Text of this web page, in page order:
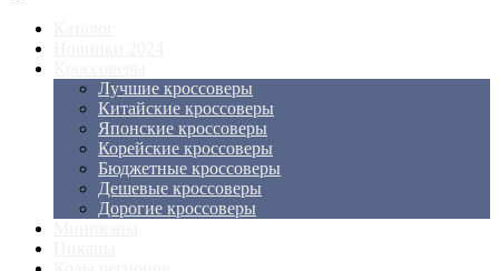
Лучшие кроссоверы
Китайские кроссоверы
Японские кроссоверы
Корейские кроссоверы
Бюджетные кроссоверы
Дешевые кроссоверы
Дорогие кроссоверы